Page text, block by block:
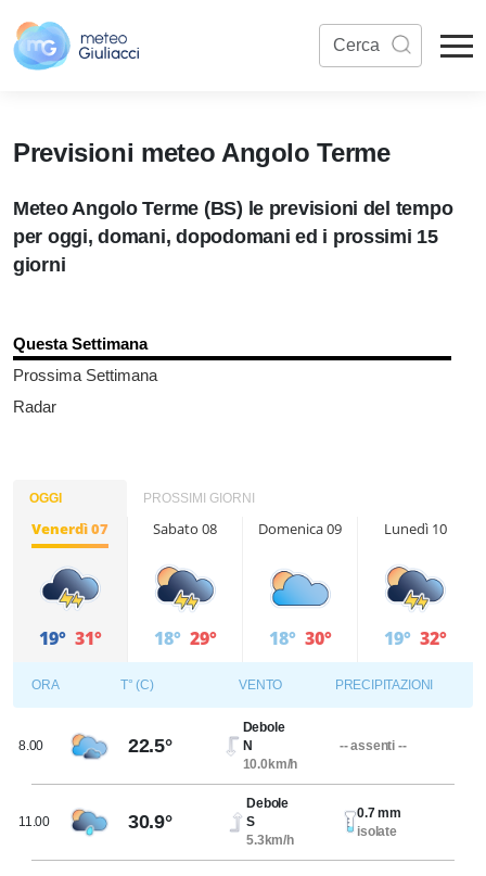
Previsioni meteo Angolo Terme
Meteo Angolo Terme (BS) le previsioni del tempo
per oggi, domani, dopodomani ed i prossimi 15
giorni
Questa Settimana
Prossima Settimana
Radar
OGGI PROSSIMI GIORNI
Venerdì 07
19° 31°
Sabato 08
18° 29°
Domenica 09
18° 30°
Lunedì 10
19° 32°
ORA T° (C) VENTO PRECIPITAZIONI
8.00 22.5°
Debole
N
10.0km/h
-- assenti --
11.00 30.9°
Debole
S
5.3km/h
0.7 mm
isolate